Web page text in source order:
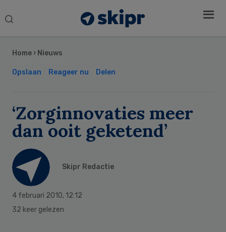
Search
Home › Nieuws
Opslaan Reageer nu Delen
‘Zorginnovaties meer
dan ooit geketend’
Skipr Redactie
4 februari 2010, 12:12
32 keer gelezen
Sidebar